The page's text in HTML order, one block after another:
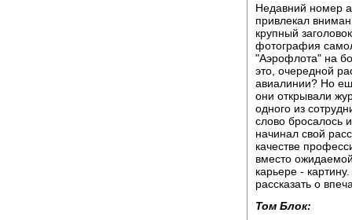
Недавний номер
привлекал
крупный
фотография
"Аэрофлота" на
это, очередной
авиалинии? Но
они открывали
одного из
слово бросалось
начинал свой
качестве
вместо
карьере -
рассказать о
Том Блок: